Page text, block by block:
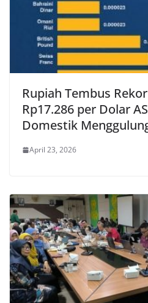
Rupiah Tembus
Rp17.286 per Dolar
Domestik
April 23, 2026